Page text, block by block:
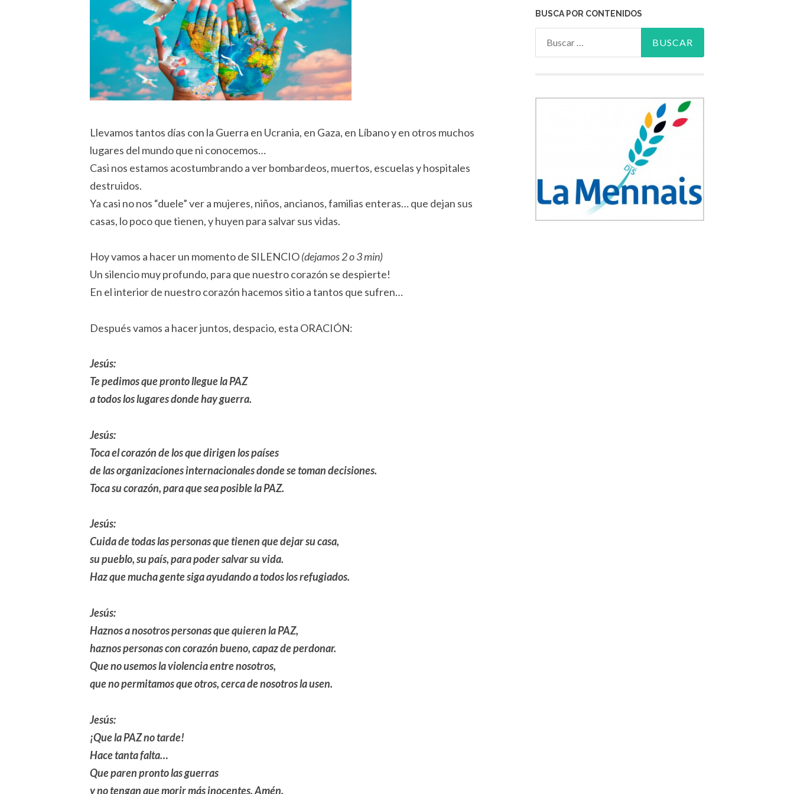
Llevamos tantos días con la Guerra en Ucrania, en Gaza, en Líbano y en otros muchos
lugares del mundo que ni conocemos…
Casi nos estamos acostumbrando a ver bombardeos, muertos, escuelas y hospitales
destruidos.
Ya casi no nos “duele” ver a mujeres, niños, ancianos, familias enteras… que dejan sus
casas, lo poco que tienen, y huyen para salvar sus vidas.
Hoy vamos a hacer un momento de SILENCIO(dejamos 2 o 3 min)
Un silencio muy profundo, para que nuestro corazón se despierte!
En el interior de nuestro corazón hacemos sitio a tantos que sufren…
Después vamos a hacer juntos, despacio, esta ORACIÓN:
Jesús:
Te pedimos que pronto llegue la PAZ
a todos los lugares donde hay guerra.
Jesús:
Toca el corazón de los que dirigen los países
de las organizaciones internacionales donde se toman decisiones.
Toca su corazón, para que sea posible la PAZ.
Jesús:
Cuida de todas las personas que tienen que dejar su casa,
su pueblo, su país, para poder salvar su vida.
Haz que mucha gente siga ayudando a todos los refugiados.
Jesús:
Haznos a nosotros personas que quieren la PAZ,
haznos personas con corazón bueno, capaz de perdonar.
Que no usemos la violencia entre nosotros,
que no permitamos que otros, cerca de nosotros la usen.
Jesús:
¡Que la PAZ no tarde!
Hace tanta falta…
Que paren pronto las guerras
y no tengan que morir más inocentes. Amén.
BUSCA POR CONTENIDOS